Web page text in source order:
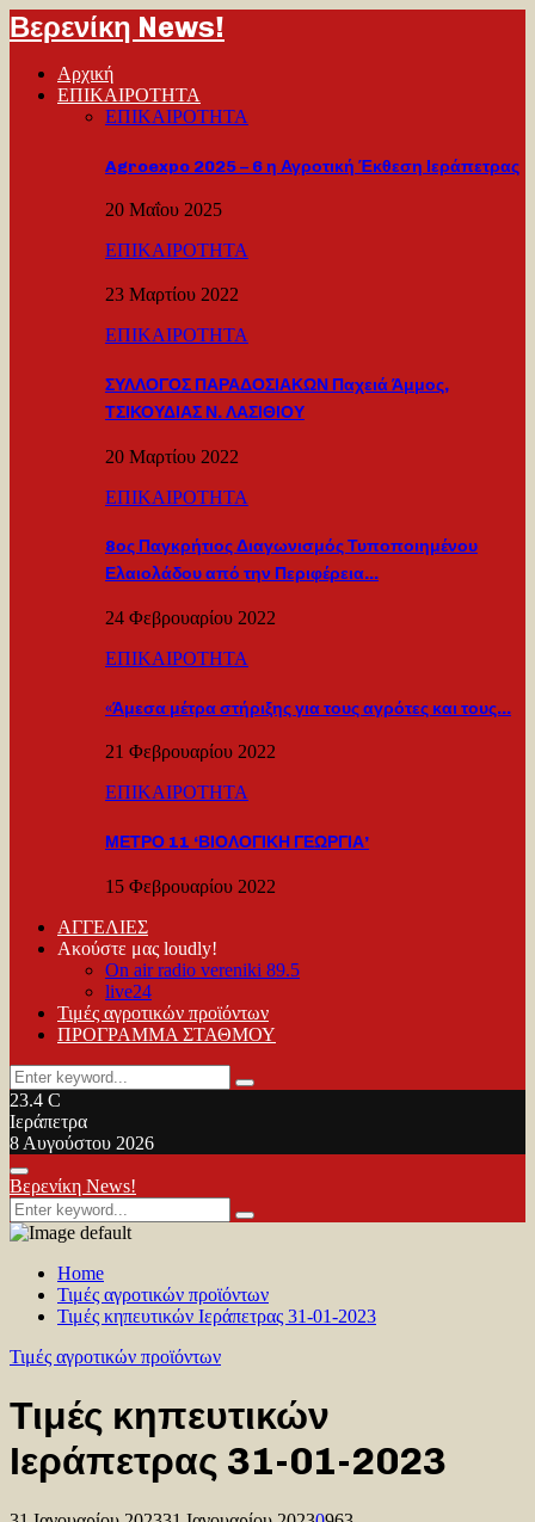
Βερενίκη News!
Αρχική
ΕΠΙΚΑΙΡΟΤΗΤΑ
ΕΠΙΚΑΙΡΟΤΗΤΑ
Agroexpo 2025 – 6 η Αγροτική Έκθεση Ιεράπετρας
20 Μαΐου 2025
ΕΠΙΚΑΙΡΟΤΗΤΑ
23 Μαρτίου 2022
ΕΠΙΚΑΙΡΟΤΗΤΑ
ΣΥΛΛΟΓΟΣ ΠΑΡΑΔΟΣΙΑΚΩΝ Παχειά Άμμος,
ΤΣΙΚΟΥΔΙΑΣ Ν. ΛΑΣΙΘΙΟΥ
20 Μαρτίου 2022
ΕΠΙΚΑΙΡΟΤΗΤΑ
8ος Παγκρήτιος Διαγωνισμός Τυποποιημένου
Ελαιολάδου από την Περιφέρεια…
24 Φεβρουαρίου 2022
ΕΠΙΚΑΙΡΟΤΗΤΑ
«Άμεσα μέτρα στήριξης για τους αγρότες και τους…
21 Φεβρουαρίου 2022
ΕΠΙΚΑΙΡΟΤΗΤΑ
ΜΕΤΡΟ 11 ‘ΒΙΟΛΟΓΙΚΗ ΓΕΩΡΓΙΑ’
15 Φεβρουαρίου 2022
ΑΓΓΕΛΙΕΣ
Ακούστε μας loudly!
On air radio vereniki 89.5
live24
Τιμές αγροτικών προϊόντων
ΠΡΟΓΡΑΜΜΑ ΣΤΑΘΜΟΥ
Search
for:
Search
23.4 C
Ιεράπετρα
8 Αυγούστου 2026
Facebook
Twitter
Youtube
Primary
Menu
Βερενίκη News!
Search
for:
Search
Home
Τιμές αγροτικών προϊόντων
Τιμές κηπευτικών Ιεράπετρας 31-01-2023
Τιμές αγροτικών προϊόντων
Τιμές κηπευτικών
Ιεράπετρας 31-01-2023